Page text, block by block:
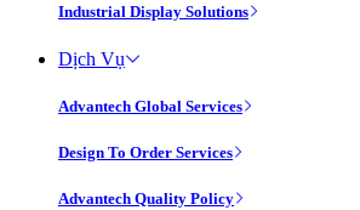
Industrial Display Solutions
Dịch Vụ
Advantech Global Services
Design To Order Services
Advantech Quality Policy